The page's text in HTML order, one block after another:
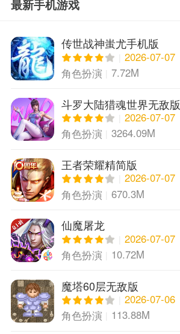
最新手机游戏
传世战神蚩尤手机版
2026-07-07
角色扮演
7.72M
斗罗大陆猎魂世界无敌版
2026-07-07
角色扮演
3264.09M
王者荣耀精简版
2026-07-07
角色扮演
670.3M
仙魔屠龙
2026-07-07
角色扮演
10.72M
魔塔60层无敌版
2026-07-06
角色扮演
113.88M